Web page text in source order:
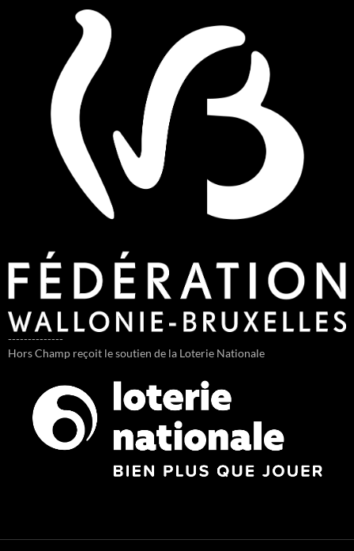
--------------
Hors Champ reçoit le soutien de la Loterie Nationale